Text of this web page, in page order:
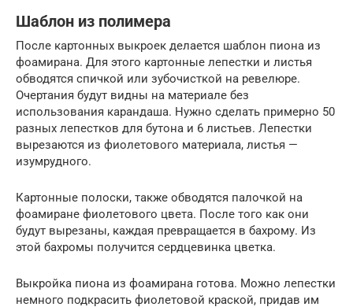
Шаблон из полимера
После картонных выкроек делается шаблон пиона из
фоамирана. Для этого картонные лепестки и листья
обводятся спичкой или зубочисткой на ревелюре.
Очертания будут видны на материале без
использования карандаша. Нужно сделать примерно 50
разных лепестков для бутона и 6 листьев. Лепестки
вырезаются из фиолетового материала, листья —
изумрудного.
Картонные полоски, также обводятся палочкой на
фоамиране фиолетового цвета. После того как они
будут вырезаны, каждая превращается в бахрому. Из
этой бахромы получится сердцевинка цветка.
Выкройка пиона из фоамирана готова. Можно лепестки
немного подкрасить фиолетовой краской, придав им